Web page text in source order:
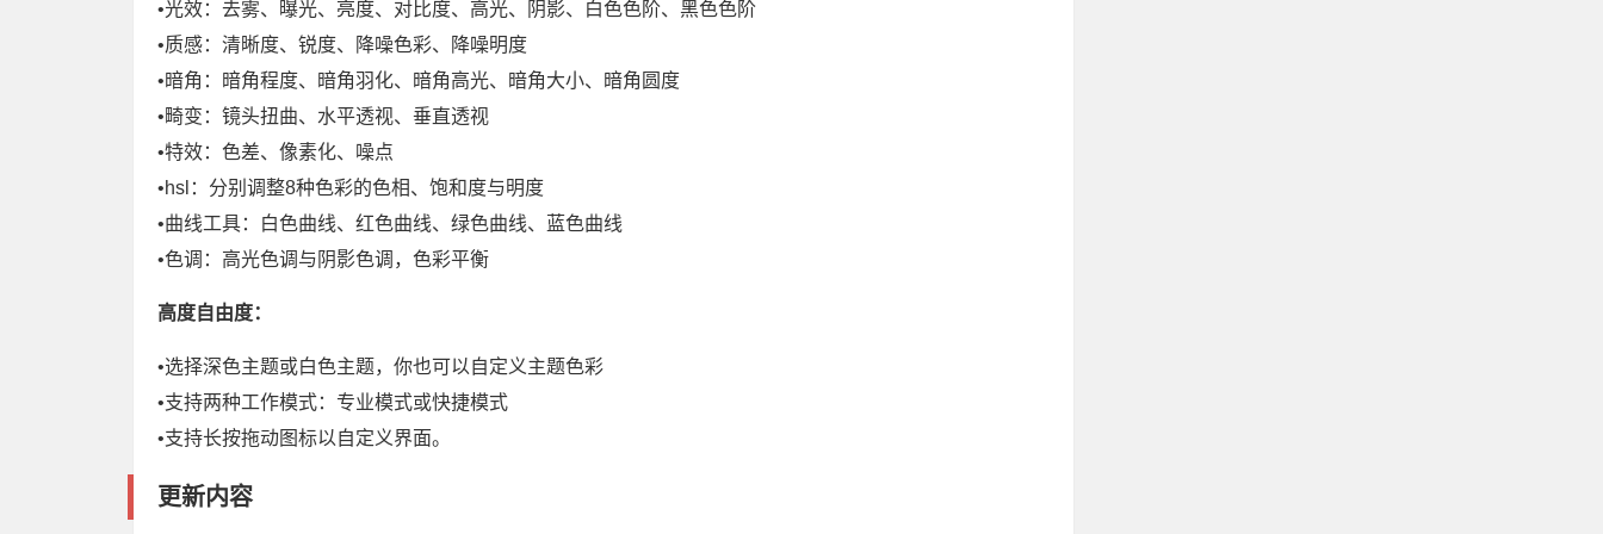
•光效：去雾、曝光、亮度、对比度、高光、阴影、白色色阶、黑色色阶
•质感：清晰度、锐度、降噪色彩、降噪明度
•暗角：暗角程度、暗角羽化、暗角高光、暗角大小、暗角圆度
•畸变：镜头扭曲、水平透视、垂直透视
•特效：色差、像素化、噪点
•hsl：分别调整8种色彩的色相、饱和度与明度
•曲线工具：白色曲线、红色曲线、绿色曲线、蓝色曲线
•色调：高光色调与阴影色调，色彩平衡
高度自由度：
•选择深色主题或白色主题，你也可以自定义主题色彩
•支持两种工作模式：专业模式或快捷模式
•支持长按拖动图标以自定义界面。
更新内容